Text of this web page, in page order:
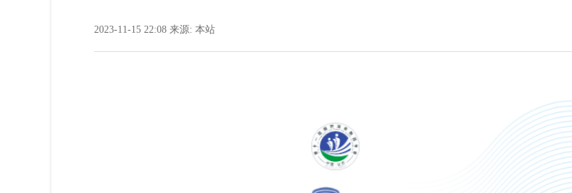
2023-11-15 22:08 来源: 本站